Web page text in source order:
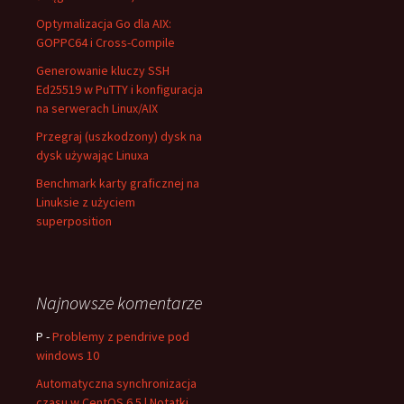
Optymalizacja Go dla AIX:
GOPPC64 i Cross-Compile
Generowanie kluczy SSH
Ed25519 w PuTTY i konfiguracja
na serwerach Linux/AIX
Przegraj (uszkodzony) dysk na
dysk używając Linuxa
Benchmark karty graficznej na
Linuksie z użyciem
superposition
Najnowsze komentarze
P -Problemy z pendrive pod
windows 10
Automatyczna synchronizacja